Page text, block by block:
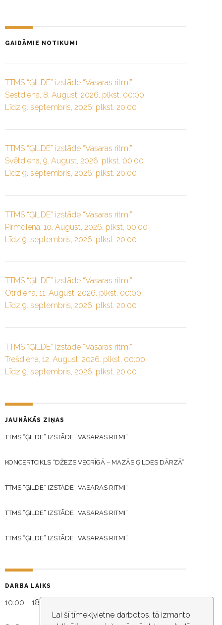
Lai šī tīmekļvietne darbotos, tā izmanto
GAIDĀMIE NOTIKUMI
TTMS “ĢILDE” izstāde “Vasaras ritmi”
Sestdiena, 8. August, 2026. plkst. 00:00
Līdz 9. septembris, 2026. plkst. 20:00
TTMS “ĢILDE” izstāde “Vasaras ritmi”
Svētdiena, 9. August, 2026. plkst. 00:00
Līdz 9. septembris, 2026. plkst. 20:00
TTMS “ĢILDE” izstāde “Vasaras ritmi”
Pirmdiena, 10. August, 2026. plkst. 00:00
Līdz 9. septembris, 2026. plkst. 20:00
TTMS “ĢILDE” izstāde “Vasaras ritmi”
Otrdiena, 11. August, 2026. plkst. 00:00
Līdz 9. septembris, 2026. plkst. 20:00
TTMS “ĢILDE” izstāde “Vasaras ritmi”
Trešdiena, 12. August, 2026. plkst. 00:00
Līdz 9. septembris, 2026. plkst. 20:00
JAUNĀKĀS ZIŅAS
TTMS “ĢILDE” IZSTĀDE “VASARAS RITMI”
KONCERTCIKLS “DŽEZS VECRĪGĀ – MAZĀS ĢILDES DĀRZĀ”
TTMS “ĢILDE” IZSTĀDE “VASARAS RITMI”
TTMS “ĢILDE” IZSTĀDE “VASARAS RITMI”
TTMS “ĢILDE” IZSTĀDE “VASARAS RITMI”
DARBA LAIKS
10:00 - 18:30